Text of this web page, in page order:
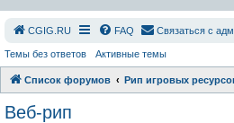
СGIG.RU FAQ Связаться с
Темы без ответов Активные темы
Список форумов Рип игровых
Веб-рип